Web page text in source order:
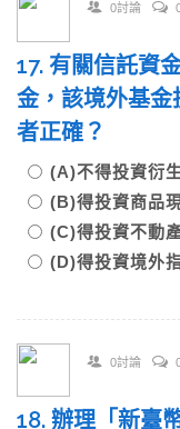
0討論
17. 有關信託資
金，該境外基
者正確？
(A)不得投資衍
(B)得投資商品
(C)得投資不動
(D)得投資境外
0討論
18. 辦理「新臺